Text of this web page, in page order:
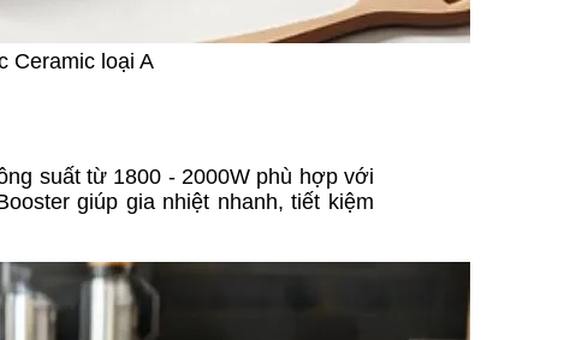
Ceramic loại A
suất từ 1800 - 2000W phù hợp với
giúp gia nhiệt nhanh, tiết kiệm